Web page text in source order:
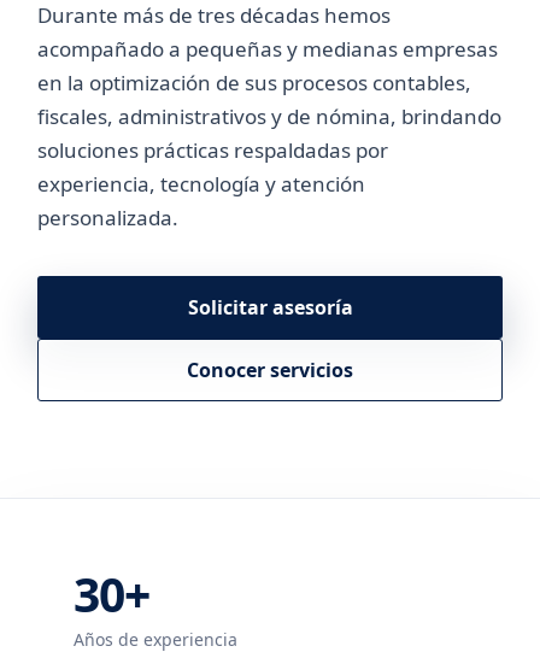
Durante más de tres décadas hemos
acompañado a pequeñas y medianas empresas
en la optimización de sus procesos contables,
fiscales, administrativos y de nómina, brindando
soluciones prácticas respaldadas por
experiencia, tecnología y atención
personalizada.
Solicitar asesoría
Conocer servicios
30+
Años de experiencia